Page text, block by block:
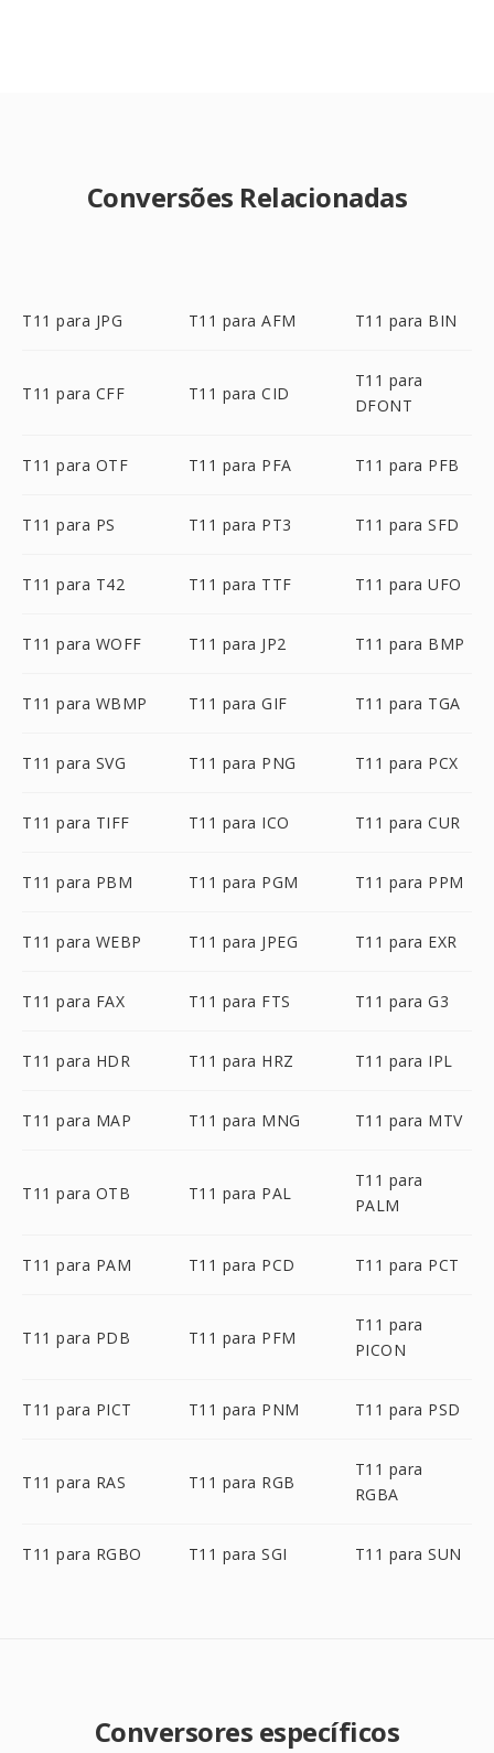
Conversões Relacionadas
T11 para JPG T11 para AFM T11 para BIN
T11 para CFF T11 para CID
T11 para
DFONT
T11 para OTF T11 para PFA T11 para PFB
T11 para PS T11 para PT3 T11 para SFD
T11 para T42 T11 para TTF T11 para UFO
T11 para WOFF T11 para JP2 T11 para BMP
T11 para WBMP T11 para GIF T11 para TGA
T11 para SVG T11 para PNG T11 para PCX
T11 para TIFF T11 para ICO T11 para CUR
T11 para PBM T11 para PGM T11 para PPM
T11 para WEBP T11 para JPEG T11 para EXR
T11 para FAX T11 para FTS T11 para G3
T11 para HDR T11 para HRZ T11 para IPL
T11 para MAP T11 para MNG T11 para MTV
T11 para OTB T11 para PAL
T11 para
PALM
T11 para PAM T11 para PCD T11 para PCT
T11 para PDB T11 para PFM
T11 para
PICON
T11 para PICT T11 para PNM T11 para PSD
T11 para RAS T11 para RGB
T11 para
RGBA
T11 para RGBO T11 para SGI T11 para SUN
Conversores específicos